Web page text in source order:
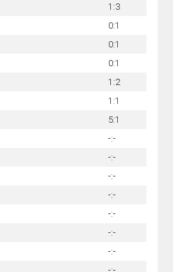
1:3
0:1
0:1
0:1
1:2
1:1
5:1
-:-
-:-
-:-
-:-
-:-
-:-
-:-